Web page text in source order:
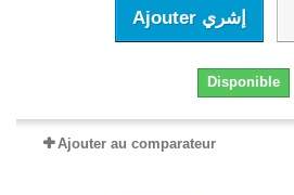
Ajouter إشري
Disponible
Ajouter au comparateur